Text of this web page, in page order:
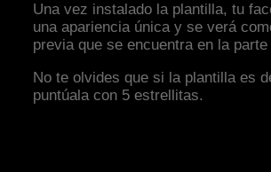
Una vez instalado la plantilla, tu
una apariencia única y se verá
previa que se encuentra en la parte
No te olvides que si la plantilla es
puntúala con 5 estrellitas.